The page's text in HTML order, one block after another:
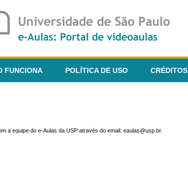
FUNCIONA POLÍTICA DE USO CRÉDITOS
a equipe do e-Aulas da USP através do email: eaulas@usp.br.